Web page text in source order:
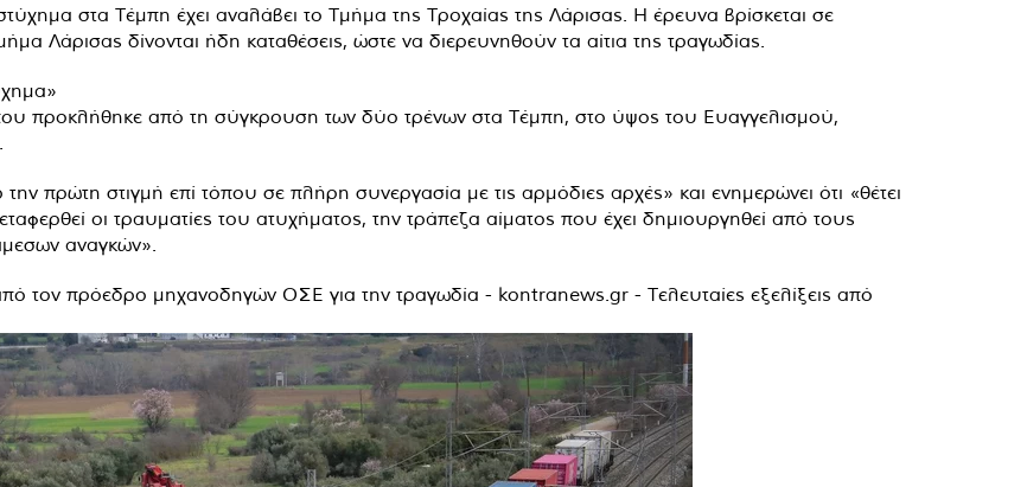
στα Τέμπη έχει αναλάβει το Τμήμα της Τροχαίας της Λάρισας. Η έρευνα βρίσκεται σε
Λάρισας δίνονται ήδη καταθέσεις, ώστε να διερευνηθούν τα αίτια της τραγωδίας.
προκλήθηκε από τη σύγκρουση των δύο τρένων στα Τέμπη, στο ύψος του Ευαγγελισμού,
πρώτη στιγμή επί τόπου σε πλήρη συνεργασία με τις αρμόδιες αρχές» και ενημερώνει ότι «θέτει
οι τραυματίες του ατυχήματος, την τράπεζα αίματος που έχει δημιουργηθεί από τους
αναγκών».